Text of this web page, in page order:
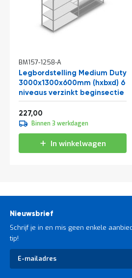
BM157-1258-A
Legbordstelling Medium Duty
3000x1300x600mm (hxbxd) 6
niveaus verzinkt beginsectie
Vanaf
227,00
Binnen 3 werkdagen
In winkelwagen
Nieuwsbrief
Schrijf je in en mis geen enkele
tip!
Abonneer
op